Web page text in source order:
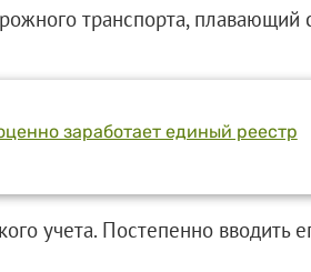
транспорта, плавающий
заработает единый реестр
учета. Постепенно вводить